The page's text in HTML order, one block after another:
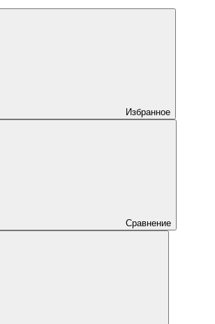
Избранное
Сравнение